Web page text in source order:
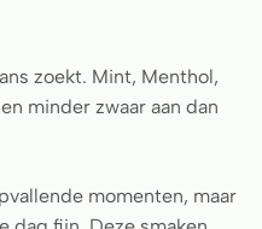
zoekt. Mint, Menthol,
minder zwaar aan dan
momenten, maar